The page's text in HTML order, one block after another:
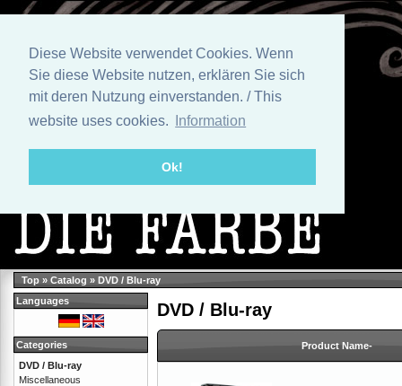
Diese Website verwendet Cookies. Wenn
Sie diese Website nutzen, erklären Sie sich
mit deren Nutzung einverstanden. / This
website uses cookies.
Information
Ok!
Top » Catalog » DVD / Blu-ray
DVD / Blu-ray
Product Name-
Languages
Categories
DVD / Blu-ray
Miscellaneous